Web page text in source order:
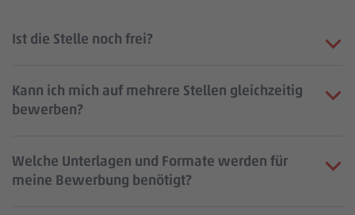
Ist die Stelle noch frei?
Kann ich mich auf mehrere Stellen gleichzeitig
bewerben?
Welche Unterlagen und Formate werden für
meine Bewerbung benötigt?